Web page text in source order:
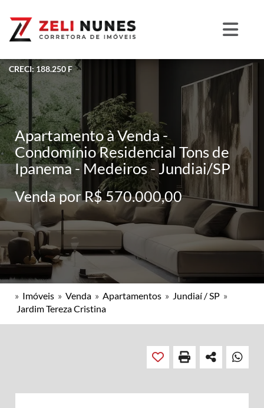
CRECI: 188.250 F
Apartamento à Venda -
Condomínio Residencial Tons de
Ipanema - Medeiros - Jundiai/SP
Venda por R$ 570.000,00
» Imóveis » Venda » Apartamentos » Jundiaí / SP »
Jardim Tereza Cristina